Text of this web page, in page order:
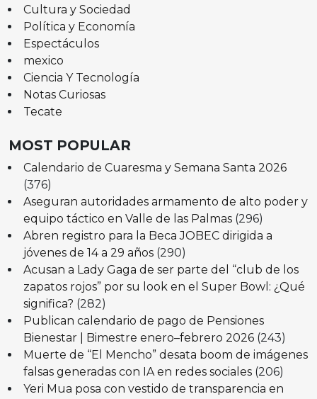
Cultura y Sociedad
Política y Economía
Espectáculos
mexico
Ciencia Y Tecnología
Notas Curiosas
Tecate
MOST POPULAR
Calendario de Cuaresma y Semana Santa 2026
(376)
Aseguran autoridades armamento de alto poder y
equipo táctico en Valle de las Palmas (296)
Abren registro para la Beca JOBEC dirigida a
jóvenes de 14 a 29 años (290)
Acusan a Lady Gaga de ser parte del “club de los
zapatos rojos” por su look en el Super Bowl: ¿Qué
significa? (282)
Publican calendario de pago de Pensiones
Bienestar | Bimestre enero–febrero 2026 (243)
Muerte de “El Mencho” desata boom de imágenes
falsas generadas con IA en redes sociales (206)
Yeri Mua posa con vestido de transparencia en